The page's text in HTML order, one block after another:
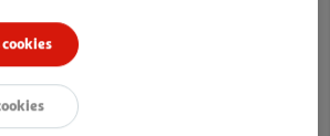
tampa de abertura
On/Off.